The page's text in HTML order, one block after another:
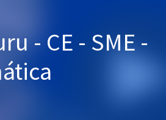
- CE - SME -